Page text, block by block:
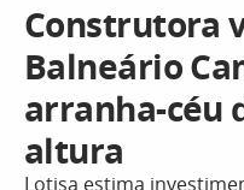
Construtora
Balneário
arranha-céu
altura
Lotisa estima